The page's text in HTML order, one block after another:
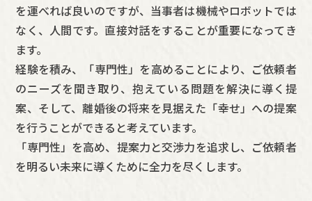
を運べれば良いのですが、当事者は機械やロボットでは
なく、人間です。直接対話をすることが重要になってき
ます。
経験を積み、「専門性」を高めることにより、ご依頼者
のニーズを聞き取り、抱えている問題を解決に導く提
案、そして、離婚後の将来を見据えた「幸せ」への提案
を行うことができると考えています。
「専門性」を高め、提案力と交渉力を追求し、ご依頼者
を明るい未来に導くために全力を尽くします。